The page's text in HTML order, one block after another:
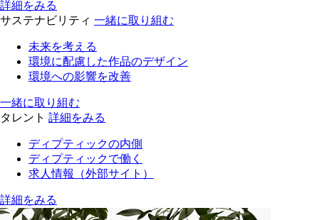
詳細をみる
サステナビリティ 一緒に取り組む
未来を考える
環境に配慮した作品のデザイン
環境への影響を改善
一緒に取り組む
タレント 詳細をみる
ディプティックの内側
ディプティックで働く
求人情報（外部サイト）
詳細をみる